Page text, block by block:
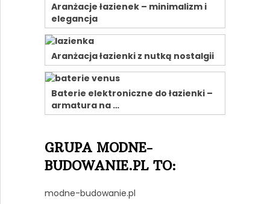
Aranżacje łazienek – minimalizm i
elegancja
Aranżacja łazienki z nutką nostalgii
Baterie elektroniczne do łazienki –
armatura na …
GRUPA MODNE-
BUDOWANIE.PL TO:
modne-budowanie.pl